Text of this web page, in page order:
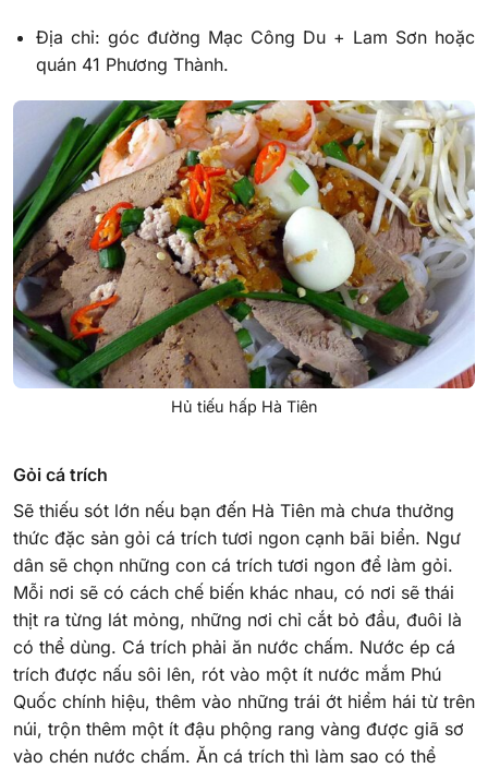
Địa chỉ: góc đường Mạc Công Du + Lam Sơn hoặc
quán 41 Phương Thành.
Hủ tiếu hấp Hà Tiên
Gỏi cá trích
Sẽ thiếu sót lớn nếu bạn đến Hà Tiên mà chưa thưởng
thức đặc sản gỏi cá trích tươi ngon cạnh bãi biển. Ngư
dân sẽ chọn những con cá trích tươi ngon để làm gỏi.
Mỗi nơi sẽ có cách chế biến khác nhau, có nơi sẽ thái
thịt ra từng lát mỏng, những nơi chỉ cắt bỏ đầu, đuôi là
có thể dùng. Cá trích phải ăn nước chấm. Nước ép cá
trích được nấu sôi lên, rót vào một ít nước mắm Phú
Quốc chính hiệu, thêm vào những trái ớt hiểm hái từ trên
núi, trộn thêm một ít đậu phộng rang vàng được giã sơ
vào chén nước chấm. Ăn cá trích thì làm sao có thể